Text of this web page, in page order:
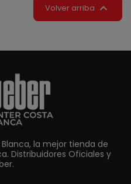
Volver arriba 
la mejor tienda de
Distribuidores Oficiales y